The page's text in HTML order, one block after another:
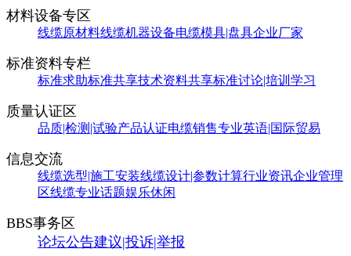
材料设备专区
线缆原材料线缆机器设备电缆模具|盘具企业厂家
标准资料专栏
标准求助标准共享技术资料共享标准讨论|培训学习
质量认证区
品质|检测|试验产品认证电缆销售专业英语|国际贸易
信息交流
线缆选型|施工安装线缆设计|参数计算行业资讯企业管理
区线缆专业话题娱乐休闲
BBS事务区
论坛公告建议|投诉|举报